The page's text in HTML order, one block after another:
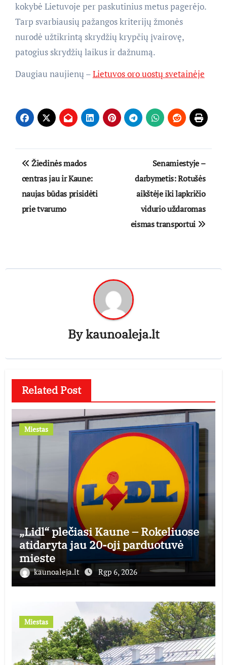
kokybė Lietuvoje per paskutinius metus pagerėjo.
Tarp svarbiausių pažangos kriterijų žmonės
nurodė užtikrintą skrydžių krypčių įvairovę,
patogius skrydžių laikus ir dažnumą.
Daugiau naujienų –Lietuvos oro uostų svetainėje
Navigacija
tarp
įrašų
Žiedinės mados
centras jau ir Kaune:
naujas būdas prisidėti
prie tvarumo
Senamiestyje –
darbymetis: Rotušės
aikštėje iki lapkričio
vidurio uždaromas
eismas transportui
Bykaunoaleja.lt
Related Post
Miestas
„Lidl“ plečiasi Kaune – Rokeliuose
atidaryta jau 20-oji parduotuvė
mieste
kaunoaleja.lt Rgp 6, 2026
Miestas